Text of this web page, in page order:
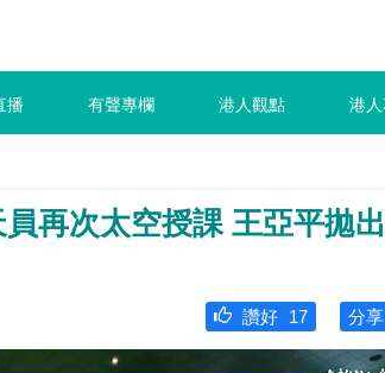
播 有聲專欄 港人觀點 港
再次太空授課 王亞平拋出
分享
讚好 17